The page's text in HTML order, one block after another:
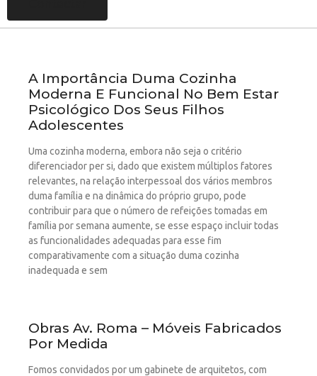
A Importância Duma Cozinha
Moderna E Funcional No Bem Estar
Psicológico Dos Seus Filhos
Adolescentes
Uma cozinha moderna, embora não seja o critério
diferenciador per si, dado que existem múltiplos fatores
relevantes, na relação interpessoal dos vários membros
duma família e na dinâmica do próprio grupo, pode
contribuir para que o número de refeições tomadas em
família por semana aumente, se esse espaço incluir todas
as funcionalidades adequadas para esse fim
comparativamente com a situação duma cozinha
inadequada e sem
Obras Av. Roma – Móveis Fabricados
Por Medida
Fomos convidados por um gabinete de arquitetos, com